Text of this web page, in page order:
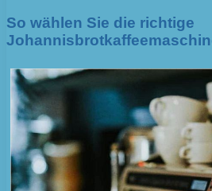
So wählen Sie die richtige